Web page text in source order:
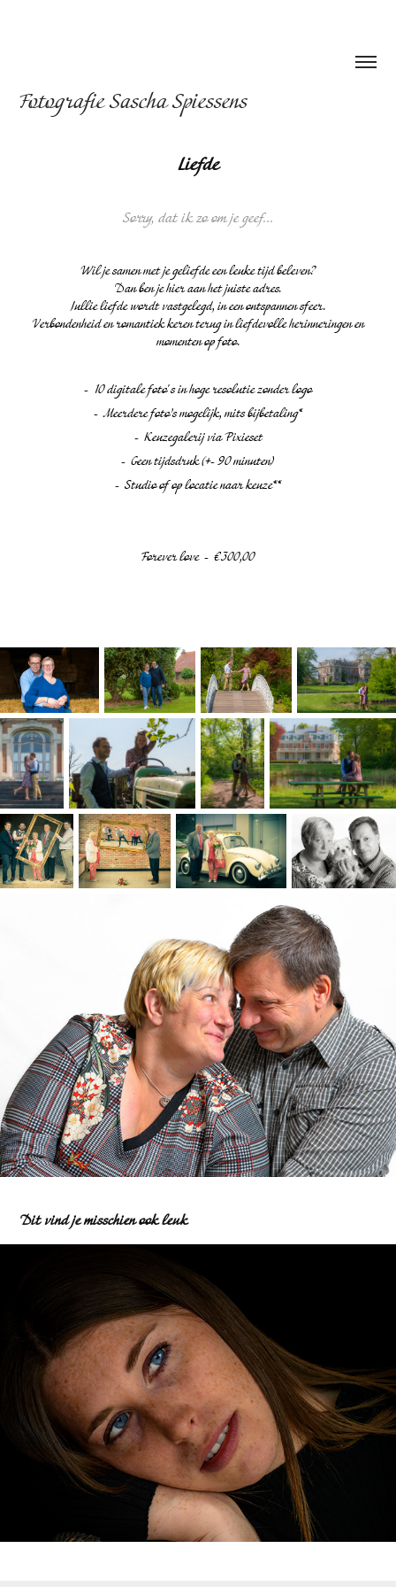
Fotografie Sascha Spiessens
Liefde
Sorry, dat ik zo om je geef...
Wil je samen met je geliefde een leuke tijd beleven?
Dan ben je hier aan het juiste adres.
Jullie liefde wordt vastgelegd, in een ontspannen sfeer.
Verbondenheid en romantiek keren terug in liefdevolle herinneringen en
momenten op foto.
- 10 digitale foto's in hoge resolutie zonder logo
- Meerdere foto’s mogelijk, mits bijbetaling*
- Keuzegalerij via Pixieset
- Geen tijdsdruk (+- 90 minuten)
- Studio of op locatie naar keuze**
Forever love - €300,00
Dit vind je misschien ook leuk
Portret